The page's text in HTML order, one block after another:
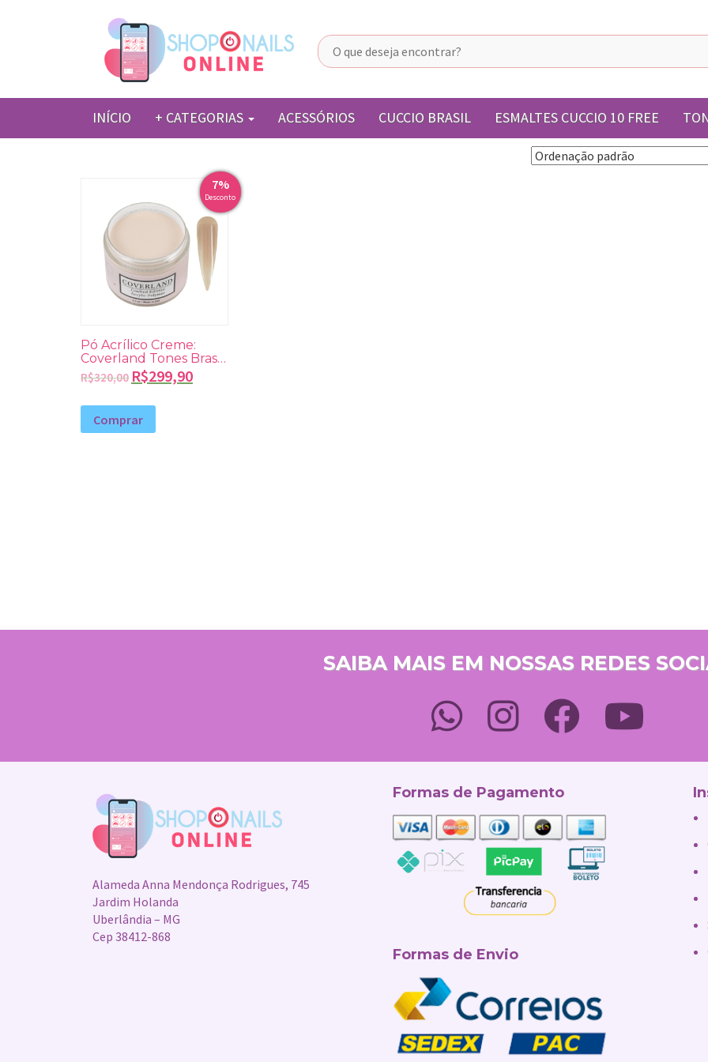
Pular para o conteúdo
INÍCIO + CATEGORIAS ACESSÓRIOS CUCCIO BRASIL ESMALTES CUCCIO 10 FREE
7%
Desconto
Pó Acrílico Creme:
Coverland Tones Brasil
100g
R$320,00 R$299,90
Comprar
SAIBA MAIS EM NOSSAS REDES
Alameda Anna Mendonça Rodrigues, 745
Jardim Holanda
Uberlândia – MG
Cep 38412-868
Formas de Pagamento
Formas de Envio